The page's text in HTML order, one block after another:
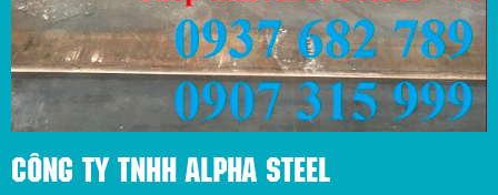
CÔNG TY TNHH ALPHA STEEL